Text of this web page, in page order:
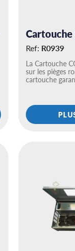
Cartouche
Ref: R0939
La Cartouche
sur les pièges
cartouche